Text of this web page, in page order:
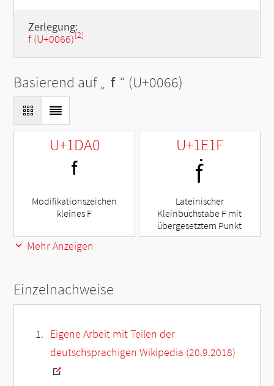
Zerlegung:
f (U+0066)[2]
Basierend auf „ f “ (U+0066)
U+1DA0
ᶠ
Modifikationszeichen
kleines F
U+1E1F
ḟ
Lateinischer
Kleinbuchstabe F mit
übergesetztem Punkt
Mehr Anzeigen
Einzelnachweise
Eigene Arbeit mit Teilen der
deutschsprachigen Wikipedia (20.9.2018)